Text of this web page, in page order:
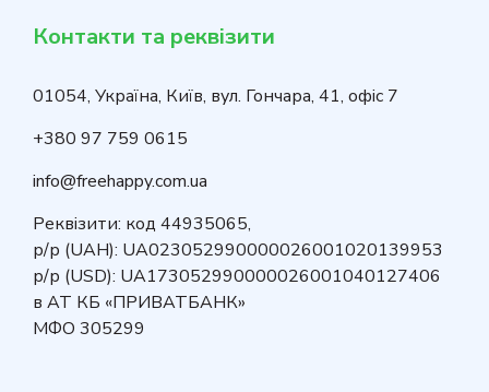
Контакти та реквізити
01054, Україна, Київ, вул. Гончара, 41, офіс 7
+380 97 759 0615
info@freehappy.com.ua
Реквізити: код 44935065,
р/р (UAH): UA023052990000026001020139953
р/р (USD): UA173052990000026001040127406
в АТ КБ «ПРИВАТБАНК»
МФО 305299